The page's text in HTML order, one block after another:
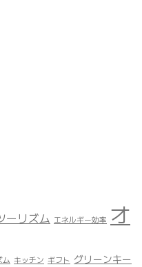
ーリズム エネルギー効率 オ
ム キッチン ギフト グリーンキー